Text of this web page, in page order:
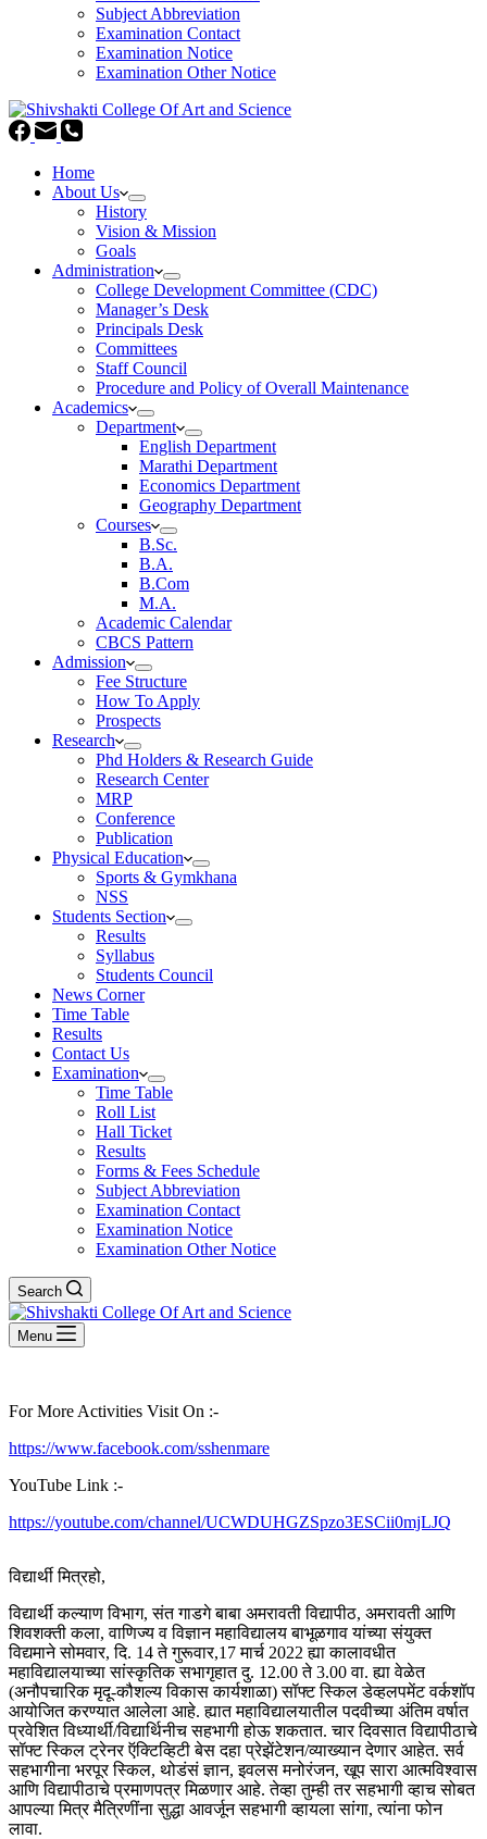
Subject Abbreviation
Examination Contact
Examination Notice
Examination Other Notice
Home
About Us
History
Vision & Mission
Goals
Administration
College Development Committee (CDC)
Manager’s Desk
Principals Desk
Committees
Staff Council
Procedure and Policy of Overall Maintenance
Academics
Department
English Department
Marathi Department
Economics Department
Geography Department
Courses
B.Sc.
B.A.
B.Com
M.A.
Academic Calendar
CBCS Pattern
Admission
Fee Structure
How To Apply
Prospects
Research
Phd Holders & Research Guide
Research Center
MRP
Conference
Publication
Physical Education
Sports & Gymkhana
NSS
Students Section
Results
Syllabus
Students Council
News Corner
Time Table
Results
Contact Us
Examination
Time Table
Roll List
Hall Ticket
Results
Forms & Fees Schedule
Subject Abbreviation
Examination Contact
Examination Notice
Examination Other Notice
Search
Menu
For More Activities Visit On :-
https://www.facebook.com/sshenmare
YouTube Link :-
https://youtube.com/channel/UCWDUHGZSpzo3ESCii0mjLJQ
विद्यार्थी मित्रहो,
विद्यार्थी कल्याण विभाग, संत गाडगे बाबा अमरावती विद्यापीठ, अमरावती आणि
शिवशक्ती कला, वाणिज्य व विज्ञान महाविद्यालय बाभूळगाव यांच्या संयुक्त
विद्यमाने सोमवार, दि. 14 ते गुरूवार,17 मार्च 2022 ह्या कालावधीत
महाविद्यालयाच्या सांस्कृतिक सभागृहात दु. 12.00 ते 3.00 वा. ह्या वेळेत
(अनौपचारिक मृदू-कौशल्य विकास कार्यशाळा) सॉफ्ट स्किल डेव्हलपमेंट वर्कशॉप
आयोजित करण्यात आलेला आहे. ह्यात महाविद्यालयातील पदवीच्या अंतिम वर्षात
प्रवेशित विध्यार्थी/विद्यार्थिनीच सहभागी होऊ शकतात. चार दिवसात विद्यापीठाचे
सॉफ्ट स्किल ट्रेनर ऍक्टिव्हिटी बेस दहा प्रेझेंटेशन/व्याख्यान देणार आहेत. सर्व
सहभागीना भरपूर स्किल, थोडंसं ज्ञान, इवलस मनोरंजन, खूप सारा आत्मविश्वास
आणि विद्यापीठाचे प्रमाणपत्र मिळणार आहे. तेव्हा तुम्ही तर सहभागी व्हाच सोबत
आपल्या मित्र मैत्रिणींना सुद्धा आवर्जून सहभागी व्हायला सांगा, त्यांना फोन
लावा.